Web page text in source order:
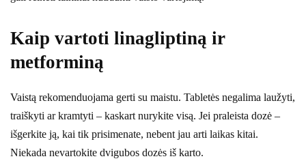
Kaip vartoti linagliptiną ir
metforminą
Vaistą rekomenduojama gerti su maistu. Tabletės negalima laužyti,
traiškyti ar kramtyti – kaskart nurykite visą. Jei praleista dozė –
išgerkite ją, kai tik prisimenate, nebent jau arti laikas kitai.
Niekada nevartokite dvigubos dozės iš karto.